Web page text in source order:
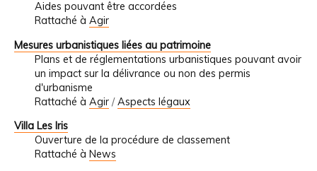
Aides pouvant être accordées
Rattaché à Agir
Mesures urbanistiques liées au patrimoine
Plans et de réglementations urbanistiques pouvant avoir
un impact sur la délivrance ou non des permis
d'urbanisme
Rattaché à Agir /Aspects légaux
Villa Les Iris
Ouverture de la procédure de classement
Rattaché à News